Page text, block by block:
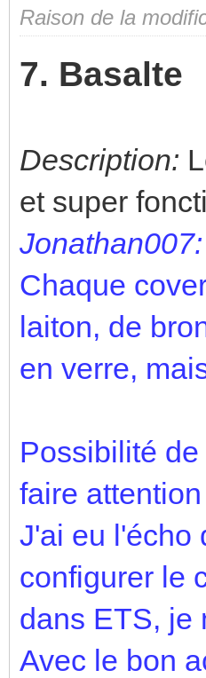
Raison de la
7. Basalte
Description:
et super
Jonathan007:
Chaque
laiton, de
en verre,
Possibilité
faire
J'ai eu l'écho
configurer le
dans ETS, je
Avec le bon